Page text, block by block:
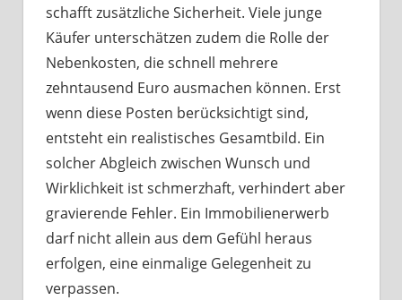
schafft zusätzliche Sicherheit. Viele junge
Käufer unterschätzen zudem die Rolle der
Nebenkosten, die schnell mehrere
zehntausend Euro ausmachen können. Erst
wenn diese Posten berücksichtigt sind,
entsteht ein realistisches Gesamtbild. Ein
solcher Abgleich zwischen Wunsch und
Wirklichkeit ist schmerzhaft, verhindert aber
gravierende Fehler. Ein Immobilienerwerb
darf nicht allein aus dem Gefühl heraus
erfolgen, eine einmalige Gelegenheit zu
verpassen.